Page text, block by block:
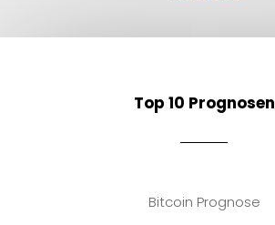
Top 10 Prognosen
Bitcoin Prognose